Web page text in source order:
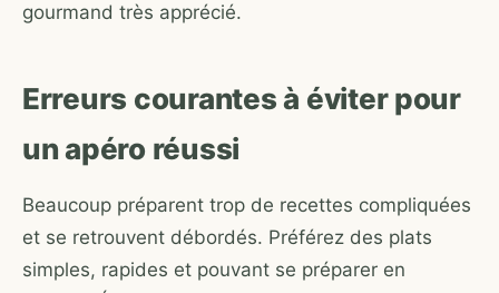
gourmand très apprécié.
Erreurs courantes à éviter pour
un apéro réussi
Beaucoup préparent trop de recettes compliquées
et se retrouvent débordés. Préférez des plats
simples, rapides et pouvant se préparer en